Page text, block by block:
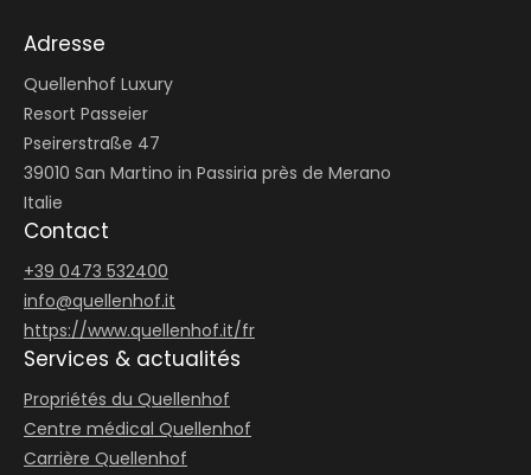
Adresse
Quellenhof Luxury
Resort Passeier
Pseirerstraße 47
39010 San Martino in Passiria près de Merano
Italie
Contact
+39 0473 532400
info@quellenhof.it
https://www.quellenhof.it/fr
Services & actualités
Propriétés du Quellenhof
Centre médical Quellenhof
Carrière Quellenhof